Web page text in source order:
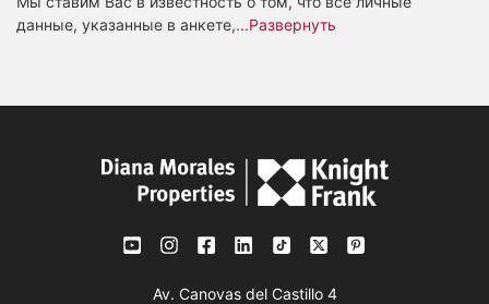
данные, указанные в анкете,...Развернуть
Av. Canovas del Castillo 4